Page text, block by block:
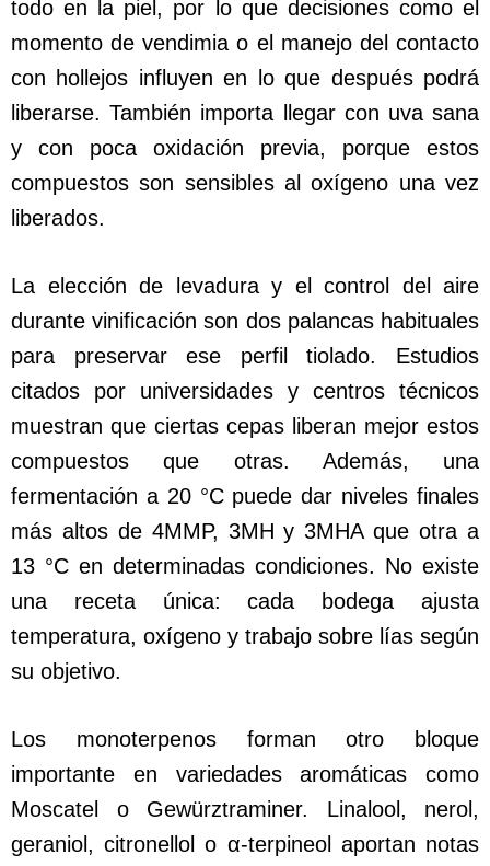
todo en la piel, por lo que decisiones como el
momento de vendimia o el manejo del contacto
con hollejos influyen en lo que después podrá
liberarse. También importa llegar con uva sana
y con poca oxidación previa, porque estos
compuestos son sensibles al oxígeno una vez
liberados.
La elección de levadura y el control del aire
durante vinificación son dos palancas habituales
para preservar ese perfil tiolado. Estudios
citados por universidades y centros técnicos
muestran que ciertas cepas liberan mejor estos
compuestos que otras. Además, una
fermentación a 20 °C puede dar niveles finales
más altos de 4MMP, 3MH y 3MHA que otra a
13 °C en determinadas condiciones. No existe
una receta única: cada bodega ajusta
temperatura, oxígeno y trabajo sobre lías según
su objetivo.
Los monoterpenos forman otro bloque
importante en variedades aromáticas como
Moscatel o Gewürztraminer. Linalool, nerol,
geraniol, citronellol o α-terpineol aportan notas